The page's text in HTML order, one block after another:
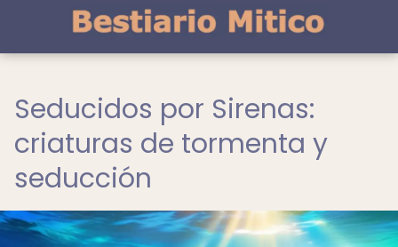
Seducidos por Sirenas:
criaturas de tormenta y
seducción